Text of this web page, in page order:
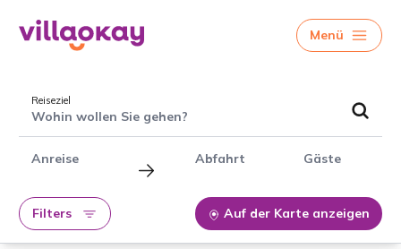
Menü
Reiseziel
Wohin wollen Sie gehen?
Anreise Abfahrt Gäste
Filters Auf der Karte anzeigen